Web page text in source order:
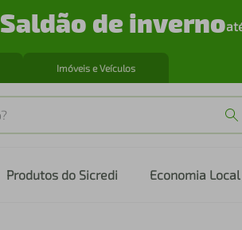
Saldão de inverno
Imóveis e Veículos
Produtos do Sicredi Economia Local